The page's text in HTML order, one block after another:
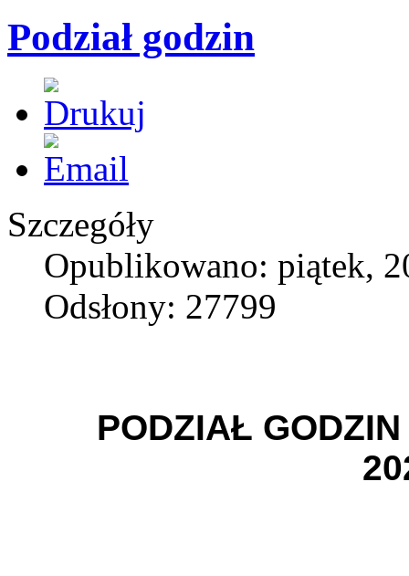
Podział godzin
Szczegóły
Opublikowano: piątek,
Odsłony: 27799
PODZIAŁ